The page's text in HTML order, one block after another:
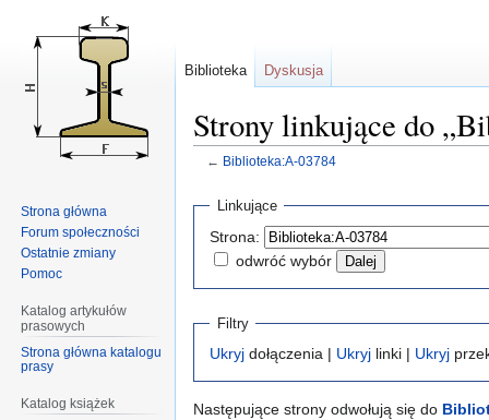
Strony linkujące do
← Biblioteka:A-03784
Przejdź
nawigacji
Przejdź
wyszukiwania
Linkujące
Strona:
odwróć wybór
Filtry
Ukryj dołączenia | Ukryj linki | Ukryj
Następujące strony odwołują się do
Biblioteka Dyskusja
Strona główna
Forum społeczności
Ostatnie zmiany
Pomoc
Katalog artykułów
prasowych
Strona główna katalogu
prasy
Katalog książek